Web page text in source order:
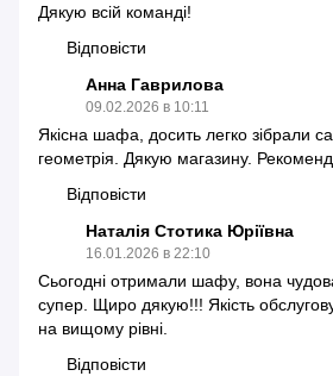
Дякую всій команді!
Відповісти
Анна Гаврилова
09.02.2026 в 10:11
Якісна шафа, досить легко зібрали
геометрія. Дякую магазину.
Відповісти
Наталія Стотика Юріївна
16.01.2026 в 22:10
Сьогодні отримали шафу, вона
супер. Щиро дякую!!! Якість
на вищому рівні.
Відповісти